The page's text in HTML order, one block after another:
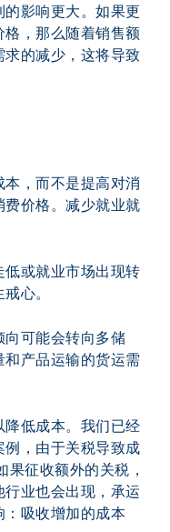
影响更大。如果更
，那么随着销售额
的减少，这将导致
，而不是提高对消
价格。减少就业就
或就业市场出现转
心。
向可能会转向多储
产品运输的货运需
低成本。我们已经
，由于关税导致成
果征收额外的关税，
业也会出现，承运
：吸收增加的成本